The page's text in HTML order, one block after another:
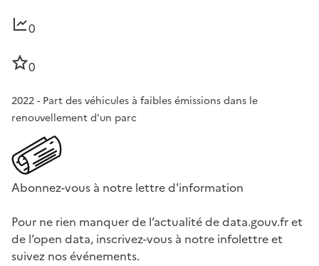
0
0
2022 - Part des véhicules à faibles émissions dans le
renouvellement d'un parc
Abonnez-vous à notre lettre d'information
Pour ne rien manquer de l’actualité de data.gouv.fr et
de l’open data, inscrivez-vous à notre infolettre et
suivez nos événements.